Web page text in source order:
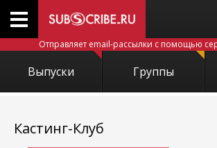
Отправляет email-рассылки с помощью
Выпуски Группы
Кастинг-Клуб